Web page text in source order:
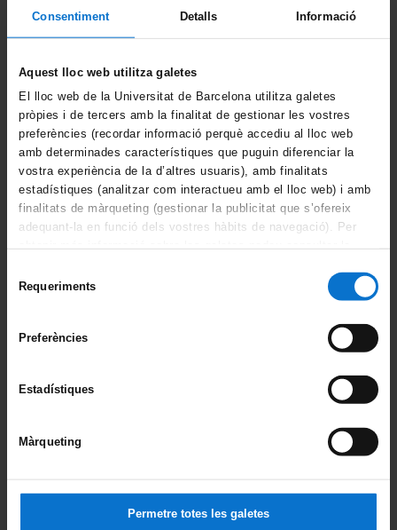
Consentiment Detalls Informació
Aquest lloc web utilitza galetes
El lloc web de la Universitat de Barcelona utilitza galetes
pròpies i de tercers amb la finalitat de gestionar les vostres
preferències (recordar informació perquè accediu al lloc web
amb determinades característiques que puguin diferenciar la
vostra experiència de la d’altres usuaris), amb finalitats
estadístiques (analitzar com interactueu amb el lloc web) i amb
finalitats de màrqueting (gestionar la publicitat que s’ofereix
adequant-la en funció dels vostres hàbits de navegació). Per
Barcelona.
deRequeriments
Preferències
Estadístiques
Màrqueting
Permetre totes les galetes
La Unitat
Equip
La Comissió d’Igualtat
Activitats
Bateig d’aules
Memòries anuals
Memòria 2022
Memòria
Comparteix-ho: